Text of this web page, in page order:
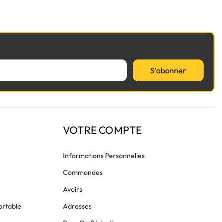
S’abonner
VOTRE COMPTE
Informations Personnelles
Commandes
Avoirs
Adresses